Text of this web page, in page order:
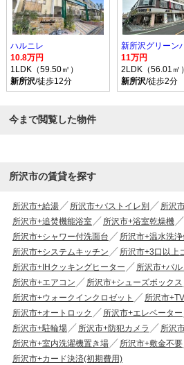
ハルニレ
10.8万円
1LDK（59.50㎡）
新所沢/徒歩12分
新所沢グリーン
11万円
2LDK（56.01㎡）
新所沢/徒歩2分
今まで閲覧した物件
所沢市の賃貸を探す
所沢市+給湯 所沢市+バストイレ別
所沢
所沢市+追焚機能浴室
所沢市+浴室乾燥機
所沢市+シャワー付洗面台
所沢市+温水洗
所沢市+システムキッチン
所沢市+3口以上
所沢市+IHクッキングヒーター
所沢市+バ
所沢市+エアコン
所沢市+シューズボックス
所沢市+ウォークインクロゼット
所沢市
所沢市+オートロック
所沢市+エレベーター
所沢市+駐輪場
所沢市+防犯カメラ
所沢
所沢市+室内洗濯機置き場
所沢市+敷金不要
所沢市+カード決済(初期費用)